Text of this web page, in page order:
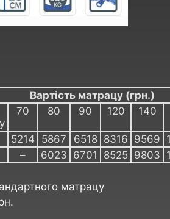
Вартість матрацу (грн.)
70 80 90 120 140
5214 5867 6518 8316 9569
– 6023 6701 8525 9803
матрацу